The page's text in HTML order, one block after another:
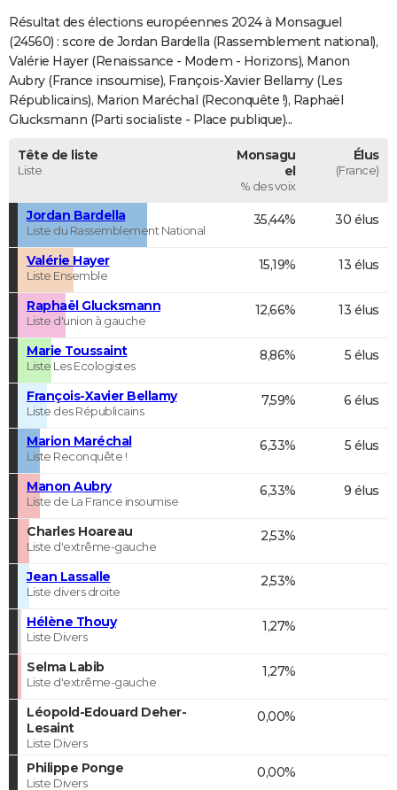
COPAINS D'AVANT
S'inscrire
Se connecter
Lycées
Collèges
Primaires
Universités
Entreprises
Service militaire
Avis de recherche
AVIS DE DÉCÈS
FORUM
Résultat des élections européennes 2024 à Monsaguel
(24560) : score de Jordan Bardella (Rassemblement national),
Valérie Hayer (Renaissance - Modem - Horizons), Manon
Aubry (France insoumise), François-Xavier Bellamy (Les
Républicains), Marion Maréchal (Reconquête !), Raphaël
Glucksmann (Parti socialiste - Place publique)...
Tête de liste
Liste
Monsagu
el
% des voix
Élus
(France)
Jordan Bardella
Liste du Rassemblement National
35,44% 30 élus
Valérie Hayer
Liste Ensemble
15,19% 13 élus
Raphaël Glucksmann
Liste d'union à gauche
12,66% 13 élus
Marie Toussaint
Liste Les Ecologistes
8,86% 5 élus
François-Xavier Bellamy
Liste des Républicains
7,59% 6 élus
Marion Maréchal
Liste Reconquête !
6,33% 5 élus
Manon Aubry
Liste de La France insoumise
6,33% 9 élus
Charles Hoareau
Liste d'extrême-gauche
2,53%
Jean Lassalle
Liste divers droite
2,53%
Hélène Thouy
Liste Divers
1,27%
Selma Labib
Liste d'extrême-gauche
1,27%
Léopold-Edouard Deher-
Lesaint
Liste Divers
0,00%
Philippe Ponge
Liste Divers
0,00%